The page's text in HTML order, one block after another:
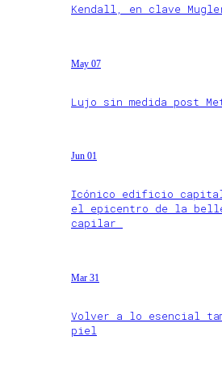
Kendall, en clave
May 07
Lujo sin medida post
Jun 01
Icónico edificio
el epicentro de la
capilar
Mar 31
Volver a lo esencial
piel